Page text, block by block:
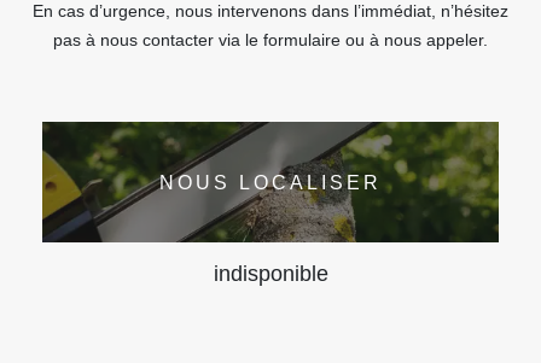
En cas d’urgence, nous intervenons dans l’immédiat, n’hésitez
pas à nous contacter via le formulaire ou à nous appeler.
NOUS LOCALISER
indisponible